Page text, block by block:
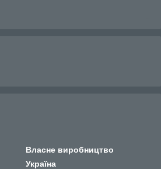
Власне виробництво
Україна